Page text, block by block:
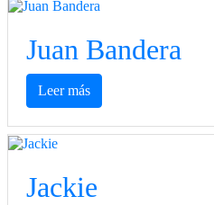
Juan Bandera
Leer más
Jackie